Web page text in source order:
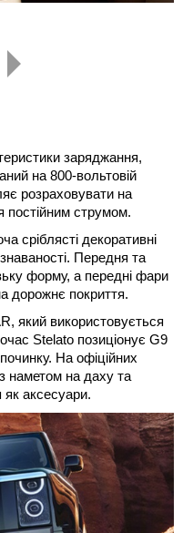
заряджання,
на 800-вольтовій
розраховувати на
постійним струмом.
сріблясті декоративні
Передня та
форму, а передні фари
дорожнє покриття.
який використовується
Stelato позиціонує G9
На офіційних
наметом на даху та
як аксесуари.